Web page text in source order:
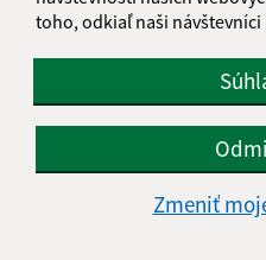
toho, odkiaľ naši
Zmeniť
stravovania pre deti
ovocie a zelenina